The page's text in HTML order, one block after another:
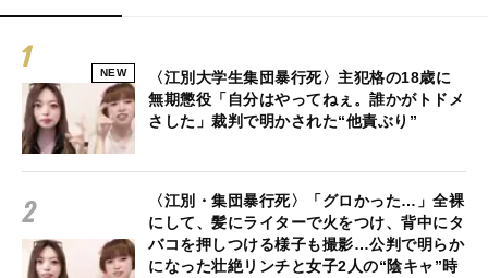
NEW
〈江別大学生集団暴行死〉主犯格の18歳に
無期懲役「自分はやってねぇ。誰かがトドメ
さした」裁判で明かされた“他責ぶり”
〈江別・集団暴行死〉「グロかった…」全裸
にして、髪にライターで火をつけ、背中にタ
バコを押しつける様子も撮影…公判で明らか
になった壮絶リンチと女子2人の“陰キャ”時